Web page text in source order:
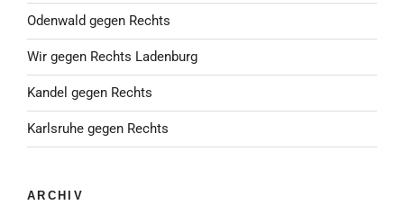
Odenwald gegen Rechts
Wir gegen Rechts Ladenburg
Kandel gegen Rechts
Karlsruhe gegen Rechts
ARCHIV